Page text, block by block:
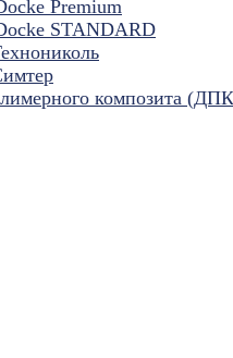
Premium
STANDARD
композита